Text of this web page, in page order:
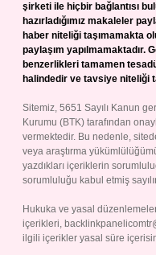
şirketi ile hiçbir bağlantısı
hazırladığımız makaleler
haber niteliği taşımamakta
paylaşım yapılmamaktadır.
benzerlikleri tamamen
halindedir ve tavsiye niteliği
Sitemiz, 5651 Sayılı Kanun
Kurumu (BTK) tarafından
vermektedir. Bu nedenle,
veya araştırma
yazdıkları içeriklerin
sorumluluğu kabul etmiş
Hukuka ve yasal
içerikleri,
ilgili içerikler yasal süre